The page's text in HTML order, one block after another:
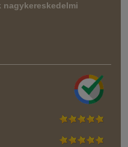
nagykereskedelmi